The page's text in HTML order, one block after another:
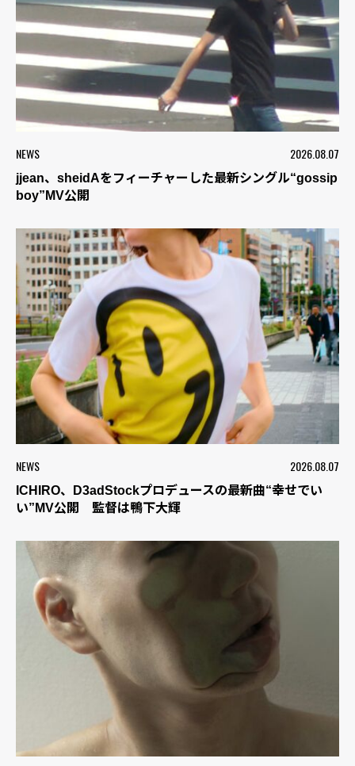
NEWS 2026.08.07
jjean、sheidAをフィーチャーした最新シングル“gossip
boy”MV公開
NEWS 2026.08.07
ICHIRO、D3adStockプロデュースの最新曲“幸せでい
い”MV公開 監督は鴨下大輝